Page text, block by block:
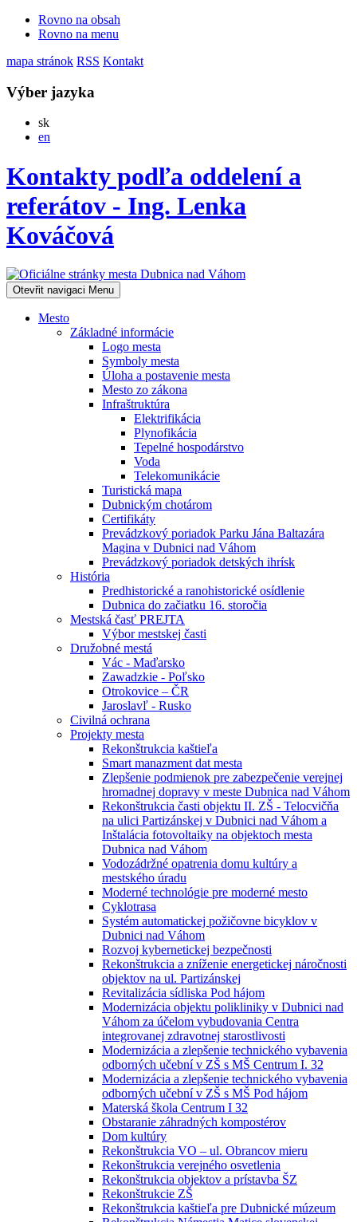
Rovno na obsah
Rovno na menu
mapa stránok RSS Kontakt
Výber jazyka
skSlovensky
en
Kontakty podľa oddelení a
referátov - Ing. Lenka
Kováčová
Otevřit navigaci Menu
Mesto
Základné informácie
Logo mesta
Symboly mesta
Úloha a postavenie mesta
Mesto zo zákona
Infraštruktúra
Elektrifikácia
Plynofikácia
Tepelné hospodárstvo
Voda
Telekomunikácie
Turistická mapa
Dubnickým chotárom
Certifikáty
Prevádzkový poriadok Parku Jána Baltazára
Magina v Dubnici nad Váhom
Prevádzkový poriadok detských ihrísk
História
Predhistorické a ranohistorické osídlenie
Dubnica do začiatku 16. storočia
Mestská časť PREJTA
Výbor mestskej časti
Družobné mestá
Vác - Maďarsko
Zawadzkie - Poľsko
Otrokovice – ČR
Jaroslavľ - Rusko
Civilná ochrana
Projekty mesta
Rekonštrukcia kaštieľa
Smart manazment dat mesta
Zlepšenie podmienok pre zabezpečenie verejnej
hromadnej dopravy v meste Dubnica nad Váhom
Rekonštrukcia časti objektu II. ZŠ - Telocvičňa
na ulici Partizánskej v Dubnici nad Váhom a
Inštalácia fotovoltaiky na objektoch mesta
Dubnica nad Váhom
Vodozádržné opatrenia domu kultúry a
mestského úradu
Moderné technológie pre moderné mesto
Cyklotrasa
Systém automatickej požičovne bicyklov v
Dubnici nad Váhom
Rozvoj kybernetickej bezpečnosti
Rekonštrukcia a zníženie energetickej náročnosti
objektov na ul. Partizánskej
Revitalizácia sídliska Pod hájom
Modernizácia objektu polikliniky v Dubnici nad
Váhom za účelom vybudovania Centra
integrovanej zdravotnej starostlivosti
Modernizácia a zlepšenie technického vybavenia
odborných učební v ZŠ s MŠ Centrum I. 32
Modernizácia a zlepšenie technického vybavenia
odborných učební v ZŠ s MŠ Pod hájom
Materská škola Centrum I 32
Obstaranie záhradných kompostérov
Dom kultúry
Rekonštrukcia VO – ul. Obrancov mieru
Rekonštrukcia verejného osvetlenia
Rekonštrukcia objektov a prístavba ŠZ
Rekonštrukcie ZŠ
Rekonštrukcia kaštieľa pre Dubnické múzeum